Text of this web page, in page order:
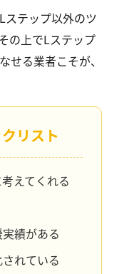
ステップ以外のツ
の上でLステップ
せる業者こそが、
リスト
えてくれる
績がある
れている